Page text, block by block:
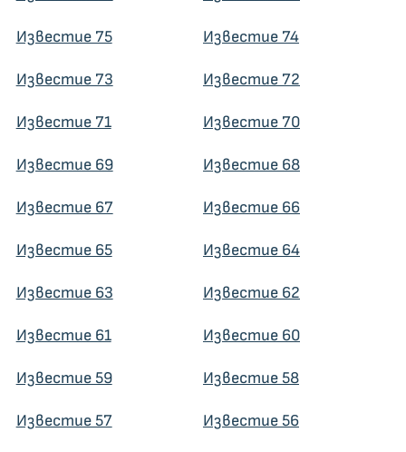
Известие 75 Известие 74
Известие 73 Известие 72
Известие 71 Известие 70
Известие 69 Известие 68
Известие 67 Известие 66
Известие 65 Известие 64
Известие 63 Известие 62
Известие 61 Известие 60
Известие 59 Известие 58
Известие 57 Известие 56